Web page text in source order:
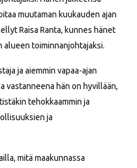
muutaman kuukauden ajan
Raisa Ranta, kunnes hänet
toiminnanjohtajaksi.
ja aiemmin vapaa-ajan
vastanneena hän on hyvillään,
tehokkaammin ja
ja
mitä maakunnassa